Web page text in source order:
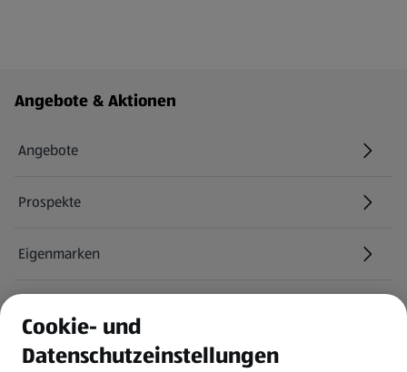
Fußzeilenmenü - weitere Links
Angebote & Aktionen
Angebote
Prospekte
Eigenmarken
Newsletter
Cookie- und
Datenschutzeinstellungen